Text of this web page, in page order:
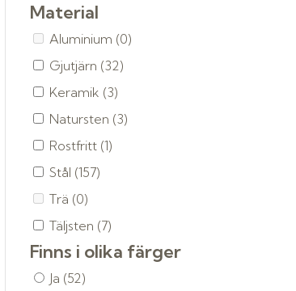
Material
Aluminium (0)
Gjutjärn (32)
Keramik (3)
Natursten (3)
Rostfritt (1)
Stål (157)
Trä (0)
Täljsten (7)
Finns i olika färger
Ja (52)